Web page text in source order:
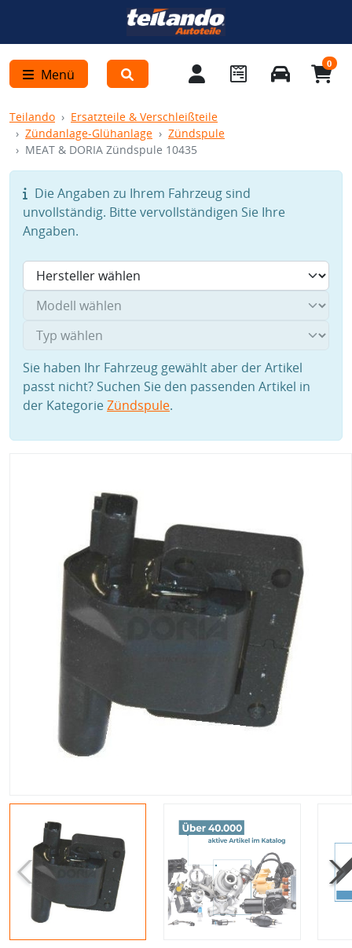
Menü
0
Teilando
Ersatzteile & Verschleißteile
Zündanlage-Glühanlage
Zündspule
MEAT & DORIA Zündspule 10435
Die Angaben zu Ihrem Fahrzeug sind
unvollständig. Bitte vervollständigen Sie Ihre
Angaben.
Sie haben Ihr Fahrzeug gewählt aber der Artikel
passt nicht? Suchen Sie den passenden Artikel in
der KategorieZündspule.